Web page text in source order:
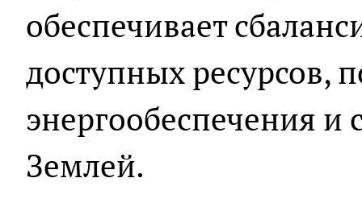
обеспечивает
доступных ресурсов,
энергообеспечения и
Землей.